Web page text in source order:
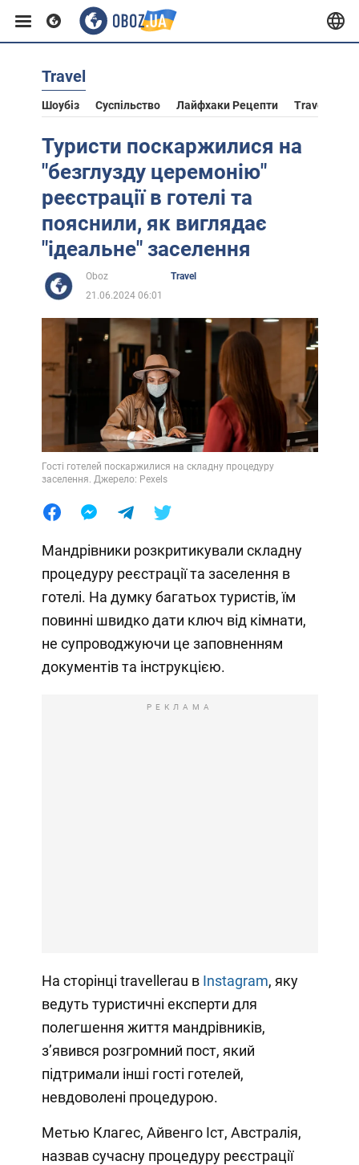
Європа
США
Африка
Життя
Лайфхаки
Travel
Шоубіз Суспільство Лайфхаки Рецепти Travel
Туристи поскаржилися на
"безглузду церемонію"
реєстрації в готелі та
пояснили, як виглядає
"ідеальне" заселення
Oboz
Travel
21.06.2024 06:01
Гості готелей поскаржилися на складну процедуру
заселення. Джерело: Pexels
Мандрівники розкритикували складну
процедуру реєстрації та заселення в
готелі. На думку багатьох туристів, їм
повинні швидко дати ключ від кімнати,
не супроводжуючи це заповненням
документів та інструкцією.
РЕКЛАМА
На сторінці travellerau в Instagram, яку
ведуть туристичні експерти для
полегшення життя мандрівників,
зʼявився розгромний пост, який
підтримали інші гості готелей,
невдоволені процедурою.
Метью Клагес, Айвенго Іст, Австралія,
назвав сучасну процедуру реєстрації